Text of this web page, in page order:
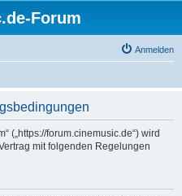
Forum
Anmelden
(„https://forum.cinemusic.de“) wird
mit folgenden Regelungen